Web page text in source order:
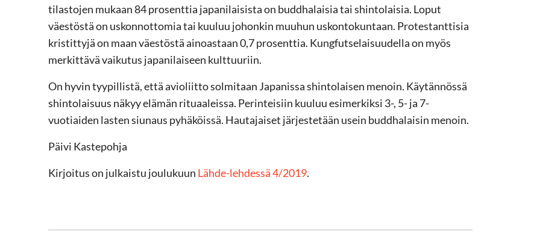
tilastojen mukaan 84 prosenttia japanilaisista on buddhalaisia tai shintolaisia. Loput
väestöstä on uskonnottomia tai kuuluu johonkin muuhun uskontokuntaan. Protestanttisia
kristittyjä on maan väestöstä ainoastaan 0,7 prosenttia. Kungfutselaisuudella on myös
merkittävä vaikutus japanilaiseen kulttuuriin.
On hyvin tyypillistä, että avioliitto solmitaan Japanissa shintolaisen menoin. Käytännössä
shintolaisuus näkyy elämän rituaaleissa. Perinteisiin kuuluu esimerkiksi 3-, 5- ja 7-
vuotiaiden lasten siunaus pyhäköissä. Hautajaiset järjestetään usein buddhalaisin menoin.
Päivi Kastepohja
Kirjoitus on julkaistu joulukuun Lähde-lehdessä 4/2019.